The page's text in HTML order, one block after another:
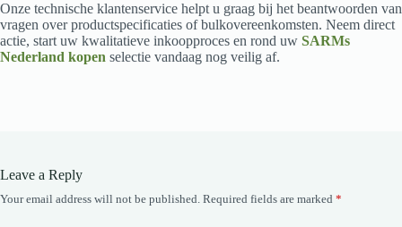
Onze technische klantenservice helpt u graag bij het beantwoorden van
vragen over productspecificaties of bulkovereenkomsten. Neem direct
actie, start uw kwalitatieve inkoopproces en rond uw SARMs
Nederland kopen selectie vandaag nog veilig af.
Leave a Reply
Your email address will not be published. Required fields are marked *